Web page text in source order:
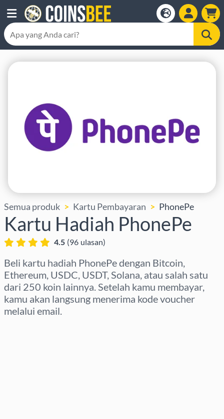
Semua produk Kartu Pembayaran PhonePe
Kartu Hadiah PhonePe
4.5 (96 ulasan)
Beli kartu hadiah PhonePe dengan Bitcoin,
Ethereum, USDC, USDT, Solana, atau salah satu
dari 250 koin lainnya. Setelah kamu membayar,
kamu akan langsung menerima kode voucher
melalui email.